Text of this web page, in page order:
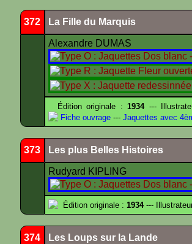
372 La Fille du Marquis
Alexandre DUMAS
Édition originale :1934---
Fiche ouvrage --- Jaquettes avec
373 Les plus Belles Histoires
Rudyard KIPLING
Édition originale : 1934---
374 Les Loups sur la Lande